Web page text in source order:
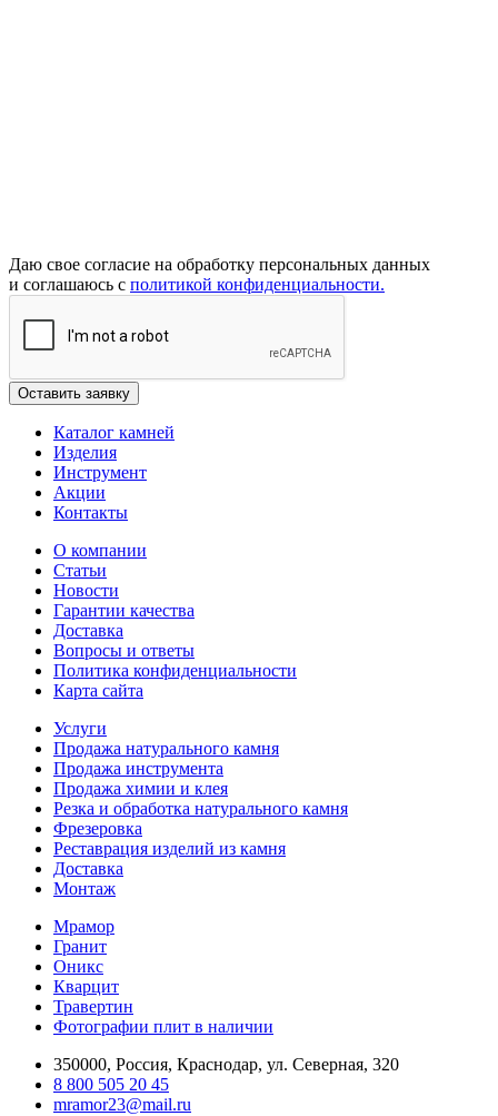
Даю свое согласие на обработку персональных данных
и соглашаюсь с политикой конфиденциальности.
Каталог камней
Изделия
Инструмент
Акции
Контакты
О компании
Статьи
Новости
Гарантии качества
Доставка
Вопросы и ответы
Политика конфиденциальности
Карта сайта
Услуги
Продажа натурального камня
Продажа инструмента
Продажа химии и клея
Резка и обработка натурального камня
Фрезеровка
Реставрация изделий из камня
Доставка
Монтаж
Мрамор
Гранит
Оникс
Кварцит
Травертин
Фотографии плит в наличии
350000, Россия, Краснодар, ул. Северная, 320
8 800 505 20 45
mramor23@mail.ru